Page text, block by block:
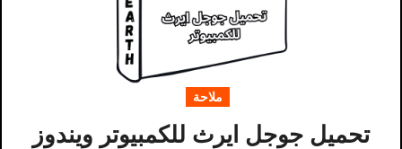
ملاحة
تحميل جوجل ايرث للكمبيوتر ويندوز